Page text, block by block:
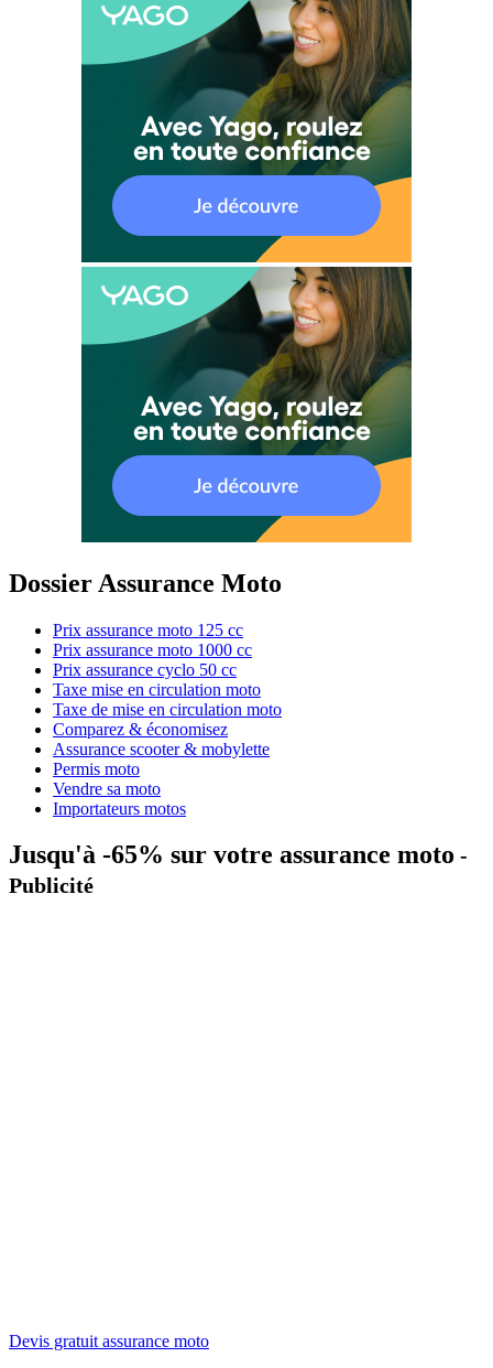
Dossier Assurance Moto
Prix assurance moto 125 cc
Prix assurance moto 1000 cc
Prix assurance cyclo 50 cc
Taxe mise en circulation moto
Taxe de mise en circulation moto
Comparez & économisez
Assurance scooter & mobylette
Permis moto
Vendre sa moto
Importateurs motos
Jusqu'à -65% sur votre assurance moto -
Publicité
Devis gratuit assurance moto